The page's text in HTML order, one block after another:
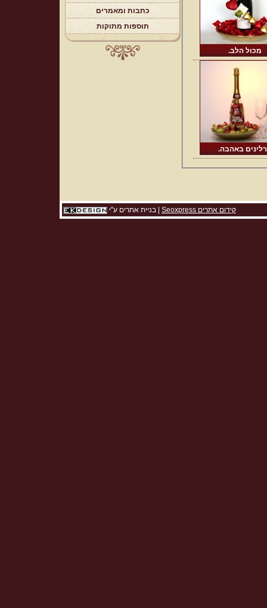
מכול הלב.
באהבה.
כתבות ומאמרים
תוספות מתוקות
קידום אתרים Seoxpress בניית אתרים ע"י